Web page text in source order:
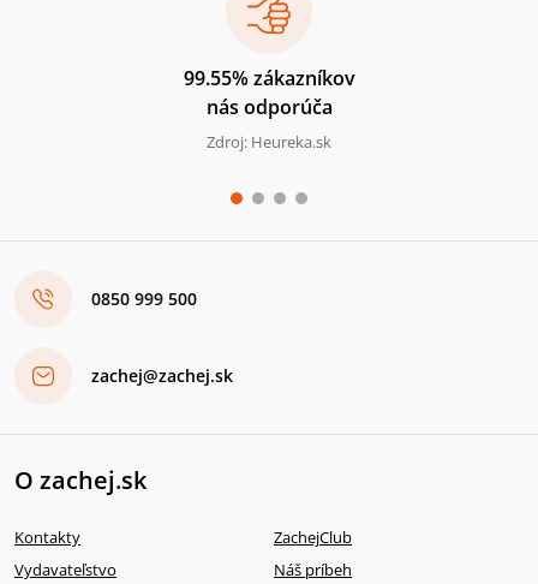
99.55% zákazníkov
nás odporúča
Zdroj: Heureka.sk
0850 999 500
zachej@zachej.sk
O zachej.sk
Kontakty
ZachejClub
Vydavateľstvo
Náš príbeh